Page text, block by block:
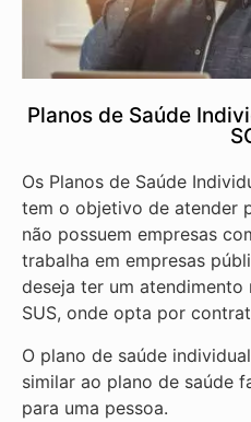
Planos de Saúde
Os Planos de Saúde
tem o objetivo de atender
não possuem empresas
trabalha em empresas
deseja ter um
SUS, onde opta por
O plano de saúde
similar ao plano de saúde
para uma pessoa.